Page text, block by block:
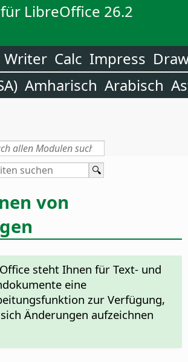
LibreOffice 26.2
Writer Calc Impress
Amharisch Arabisch
von
steht Ihnen für Text- und
eine
zur Verfügung,
Änderungen aufzeichnen